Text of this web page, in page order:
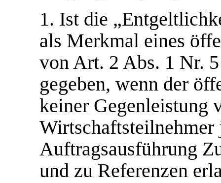
1. Ist die
als Merkmal eines
von Art. 2 Abs. 1 Nr.
gegeben, wenn der
keiner Gegenleistung
Wirtschaftsteilnehmer
Auftragsausführung
und zu Referenzen